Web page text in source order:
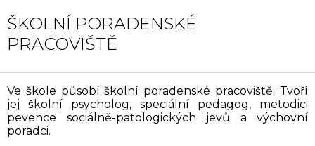
ŠKOLNÍ PORADENSKÉ
PRACOVIŠTĚ
Ve škole působí školní poradenské pracoviště. Tvoří
jej školní psycholog, speciální pedagog, metodici
pevence sociálně-patologických jevů a výchovní
poradci.